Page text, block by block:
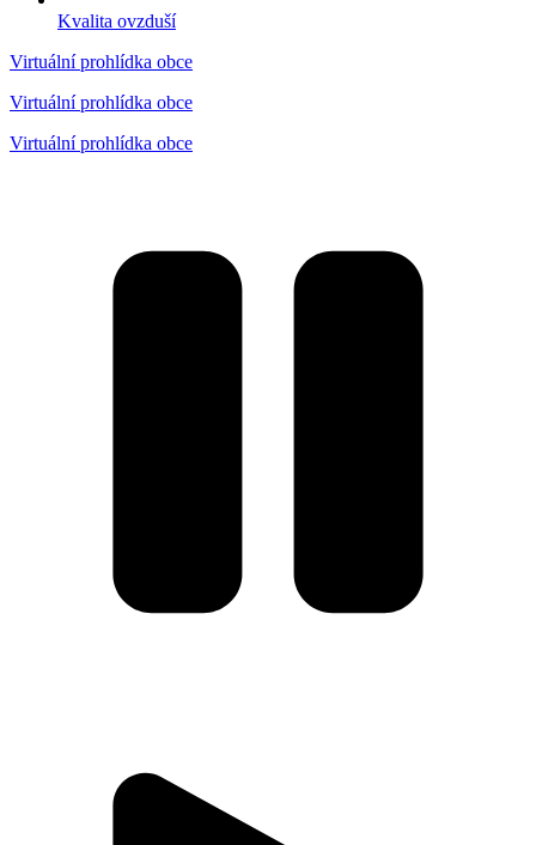
Kvalita ovzduší
Virtuální prohlídka obce
Virtuální prohlídka obce
Virtuální prohlídka obce